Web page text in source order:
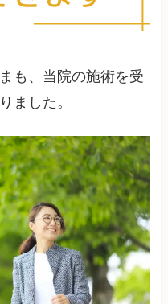
も、当院の施術を受
ました。